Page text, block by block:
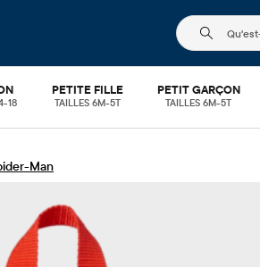
18
PETITE FILLE
TAILLES 6M-5T
PETIT GARÇON
TAILLES 6M-5T
Man